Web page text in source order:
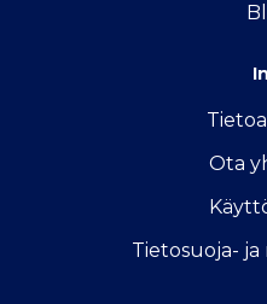
Ota
Tietosuoja-